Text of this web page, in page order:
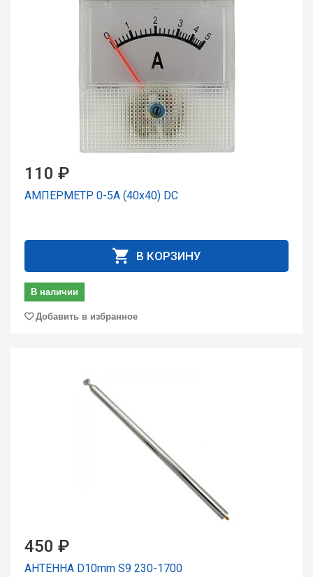
110 ₽
АМПЕРМЕТР 0-5А (40х40) DC
В КОРЗИНУ
В наличии
Добавить в избранное
450 ₽
АНТЕННА D10mm S9 230-1700